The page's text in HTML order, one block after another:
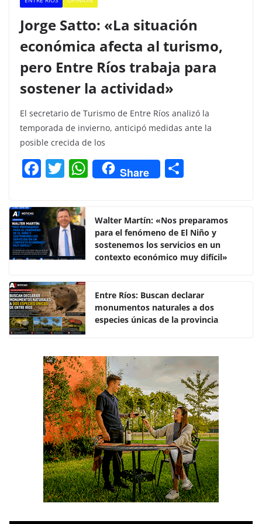
Jorge Satto: «La situación
económica afecta al turismo,
pero Entre Ríos trabaja para
sostener la actividad»
El secretario de Turismo de Entre Ríos analizó la
temporada de invierno, anticipó medidas ante la
posible crecida de los
F
c
e
b
o
o
k
T
itt
er
W
h
s
A
p
Share
p
ar
tir
Walter Martín: «Nos preparamos
para el fenómeno de El Niño y
sostenemos los servicios en un
contexto económico muy difícil»
Entre Ríos: Buscan declarar
monumentos naturales a dos
especies únicas de la provincia